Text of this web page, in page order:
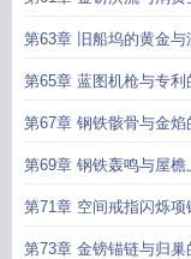
第63章 旧船坞的黄金与
第65章 蓝图机枪与专利
第67章 钢铁骸骨与金焰
第69章 钢铁轰鸣与屋檐
第71章 空间戒指闪烁项
马滴滴
第73章 金镑锚链与归巢